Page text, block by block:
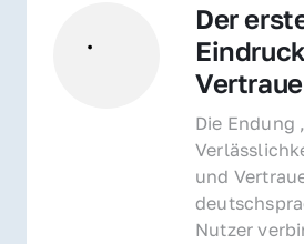
Der
Die Endung
und
Nutzer